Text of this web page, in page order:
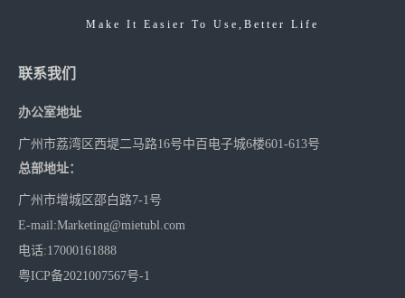
Make It Easier To Use,Better Life
联系我们
办公室地址
广州市荔湾区西堤二马路16号中百电子城6楼601-613号
总部地址：
广州市增城区邵白路7-1号
E-mail :Marketing@mietubl.com
电话:17000161888
粤ICP备2021007567号-1